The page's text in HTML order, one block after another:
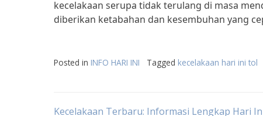
kecelakaan serupa tidak terulang di masa
diberikan ketabahan dan kesembuhan yang
Posted in INFO HARI INI Tagged kecelakaan hari ini tol
Kecelakaan Terbaru: Informasi Lengkap Hari